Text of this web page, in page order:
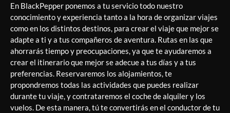
En BlackPepper ponemos a tu servicio todo nuestro
conocimiento y experiencia tanto a la hora de organizar viajes
como en los distintos destinos, para crear el viaje que mejor se
adapte a ti y a tus compañeros de aventura. Rutas en las que
ahorrarás tiempo y preocupaciones, ya que te ayudaremos a
crear el itinerario que mejor se adecue a tus días y a tus
preferencias. Reservaremos los alojamientos, te
propondremos todas las actividades que puedes realizar
durante tu viaje, y contrataremos el coche de alquiler y los
vuelos. De esta manera, tú te convertirás en el conductor de tu